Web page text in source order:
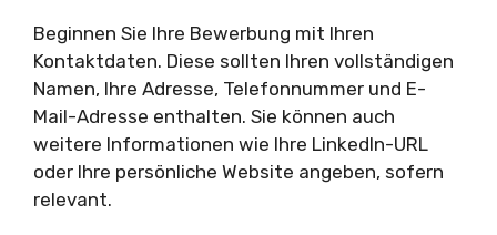
Beginnen Sie Ihre Bewerbung mit Ihren
Kontaktdaten. Diese sollten Ihren vollständigen
Namen, Ihre Adresse, Telefonnummer und E-
Mail-Adresse enthalten. Sie können auch
weitere Informationen wie Ihre LinkedIn-URL
oder Ihre persönliche Website angeben, sofern
relevant.